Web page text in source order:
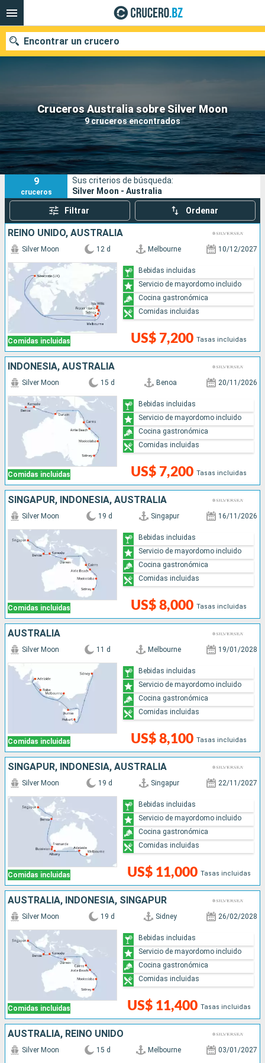
Cruceros Australia sobre Silver Moon
9 cruceros encontrados
Encontrar un crucero
Nuestros destinos
Fecha de salida
Puertos Compañías
Buscar
9
cruceros
Sus criterios de búsqueda:
Silver Moon - Australia
Filtrar Ordenar
REINO UNIDO, AUSTRALIA
Comidas incluidas
Silver Moon 12 d Melbourne 10/12/2027
US$ 7,200 Tasas incluidas
Bebidas incluidas
Servicio de mayordomo incluido
Cocina gastronómica
Comidas incluidas
INDONESIA, AUSTRALIA
Comidas incluidas
Silver Moon 15 d Benoa 20/11/2026
US$ 7,200 Tasas incluidas
Bebidas incluidas
Servicio de mayordomo incluido
Cocina gastronómica
Comidas incluidas
SINGAPUR, INDONESIA, AUSTRALIA
Comidas incluidas
Silver Moon 19 d Singapur 16/11/2026
US$ 8,000 Tasas incluidas
Bebidas incluidas
Servicio de mayordomo incluido
Cocina gastronómica
Comidas incluidas
AUSTRALIA
Comidas incluidas
Silver Moon 11 d Melbourne 19/01/2028
US$ 8,100 Tasas incluidas
Bebidas incluidas
Servicio de mayordomo incluido
Cocina gastronómica
Comidas incluidas
SINGAPUR, INDONESIA, AUSTRALIA
Comidas incluidas
Silver Moon 19 d Singapur 22/11/2027
US$ 11,000 Tasas incluidas
Bebidas incluidas
Servicio de mayordomo incluido
Cocina gastronómica
Comidas incluidas
AUSTRALIA, INDONESIA, SINGAPUR
Comidas incluidas
Silver Moon 19 d Sidney 26/02/2028
US$ 11,400 Tasas incluidas
Bebidas incluidas
Servicio de mayordomo incluido
Cocina gastronómica
Comidas incluidas
AUSTRALIA, REINO UNIDO
Silver Moon 15 d Melbourne 03/01/2027